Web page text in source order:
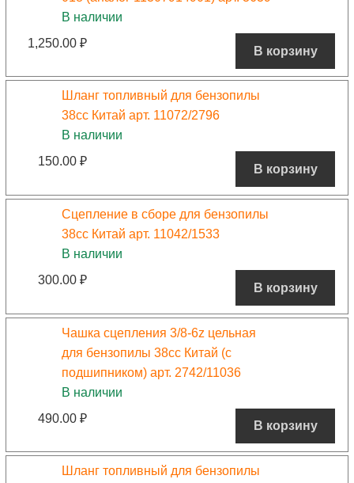
В наличии
1,250.00 ₽
В корзину
Шланг топливный для бензопилы
38сс Китай арт. 11072/2796
В наличии
150.00 ₽
В корзину
Сцепление в сборе для бензопилы
38сс Китай арт. 11042/1533
В наличии
300.00 ₽
В корзину
Чашка сцепления 3/8-6z цельная
для бензопилы 38сс Китай (с
подшипником) арт. 2742/11036
В наличии
490.00 ₽
В корзину
Шланг топливный для бензопилы